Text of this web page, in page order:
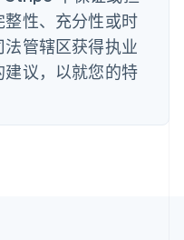
性、充分性或时
管辖区获得执业
议，以就您的特